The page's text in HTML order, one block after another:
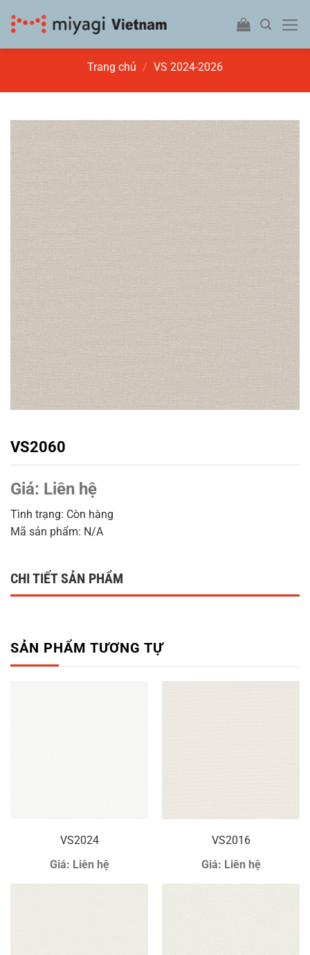
qua
Trang chủ / VS 2024-2026
VS2060
Giá: Liên hệ
Tình trạng: Còn hàng
Mã sản phẩm: N/A
CHI TIẾT SẢN PHẨM
SẢN PHẨM TƯƠNG TỰ
VS2024
Giá: Liên hệ
VS2016
Giá: Liên hệ